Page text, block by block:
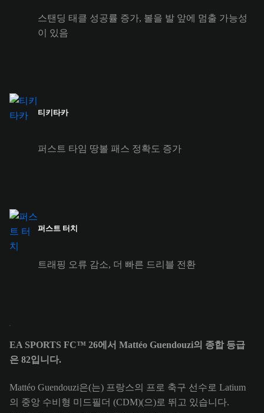
스탠딩 태클 성공률 증가, 볼을 발 앞에 멈출 가능성
이 있음
티키타카
퍼스트 타임 땅볼 패스 정확도 증가
퍼스트 터치
트래핑 오류 감소, 더 빠른 드리블 전환
EA SPORTS FC™ 26에서 Mattéo Guendouzi의 종합 등급
은 82입니다.
Mattéo Guendouzi은(는) 프랑스의 프로 축구 선수로 Latium
의 중앙 수비형 미드필더 (CDM)(으)로 뛰고 있습니다.